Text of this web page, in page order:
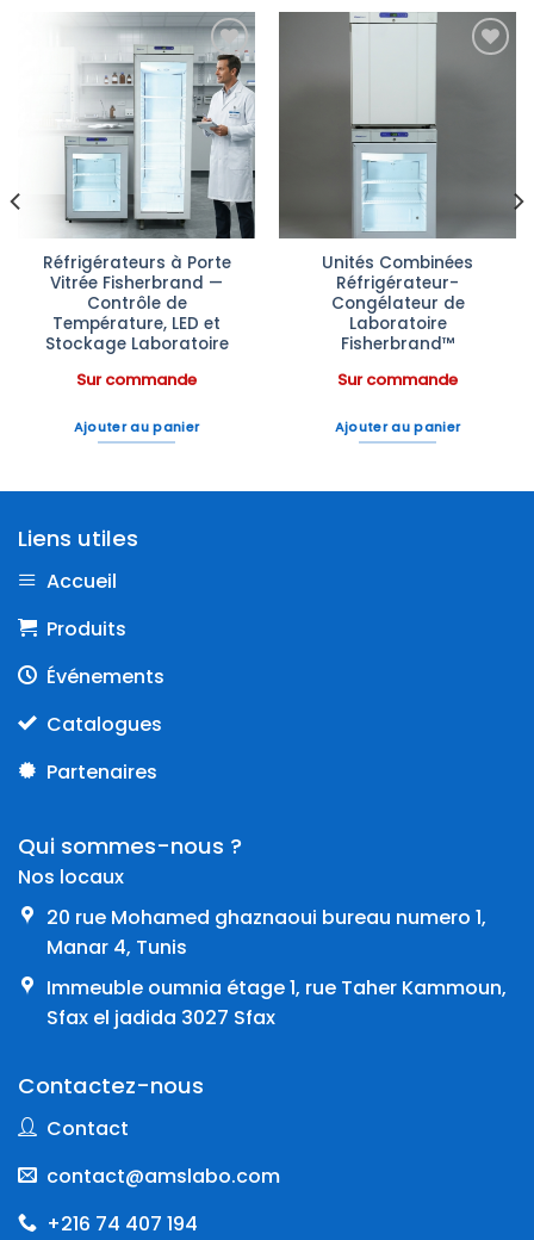
Ajouter
à la liste
d’envies
Réfrigérateurs à Porte
Vitrée Fisherbrand —
Contrôle de
Température, LED et
Stockage Laboratoire
Sur commande
Ajouter au panier
Unités Combinées
Réfrigérateur-
Congélateur de
Laboratoire
Fisherbrand™
Sur commande
Ajouter au panier
Liens utiles
Accueil
Produits
Événements
Catalogues
Partenaires
Qui sommes-nous ?
Nos locaux
20 rue Mohamed ghaznaoui bureau numero 1,
Manar 4, Tunis
Immeuble oumnia étage 1, rue Taher Kammoun,
Sfax el jadida 3027 Sfax
Contactez-nous
Contact
contact@amslabo.com
+216 74 407 194